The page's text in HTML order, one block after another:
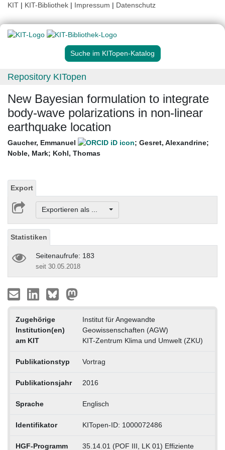
KIT | KIT-Bibliothek | Impressum | Datenschutz
Suche im KITopen-Katalog
Repository KITopen
New Bayesian formulation to integrate
body-wave polarizations in non-linear
earthquake location
Gaucher, Emmanuel ; Gesret, Alexandrine;
Noble, Mark; Kohl, Thomas
Export
Exportieren als ...
Statistiken
Seitenaufrufe: 183
seit 30.05.2018
Zugehörige
Institution(en)
am KIT
Institut für Angewandte
Geowissenschaften (AGW)
KIT-Zentrum Klima und Umwelt (ZKU)
Publikationstyp Vortrag
Publikationsjahr 2016
Sprache Englisch
Identifikator KITopen-ID: 1000072486
HGF-Programm 35.14.01 (POF III, LK 01) Effiziente